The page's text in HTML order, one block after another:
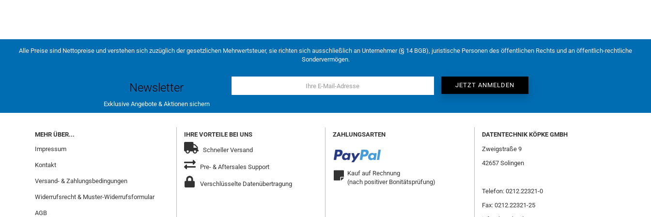
Alle Preise sind Nettopreise und verstehen sich zuzüglich der gesetzlichen Mehrwertsteuer, sie richten sich ausschließlich an Unternehmer (§ 14 BGB), juristische Personen des öffentlichen Rechts und an öffentlich-rechtliche
Sondervermögen.
Newsletter
Exklusive Angebote & Aktionen sichern
MEHR ÜBER...
Impressum
Kontakt
Versand- & Zahlungsbedingungen
Widerrufsrecht & Muster-Widerrufsformular
AGB
IHRE VORTEILE BEI UNS
Schneller Versand
Pre- & Aftersales Support
Verschlüsselte Datenübertragung
ZAHLUNGSARTEN
Kauf auf Rechnung
(nach positiver Bonitätsprüfung)
DATENTECHNIK KÖPKE GMBH
Zweigstraße 9
42657 Solingen
Telefon: 0212.22321-0
Fax: 0212.22321-25